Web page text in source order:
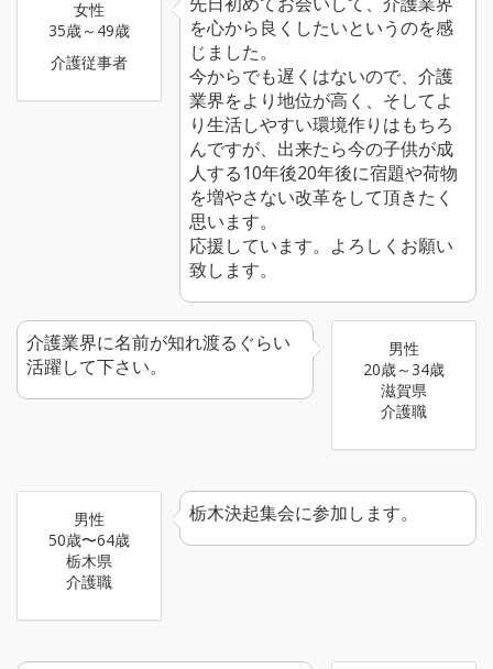
女性
35歳～49歳
介護従事者
を心から良くしたいというのを感
じました。
今からでも遅くはないので、介護
業界をより地位が高く、そしてよ
り生活しやすい環境作りはもちろ
んですが、出来たら今の子供が成
人する10年後20年後に宿題や荷物
を増やさない改革をして頂きたく
思います。
応援しています。よろしくお願い
致します。
介護業界に名前が知れ渡るぐらい
活躍して下さい。
男性
20歳～34歳
滋賀県
介護職
男性
50歳〜64歳
栃木県
介護職
栃木決起集会に参加します。